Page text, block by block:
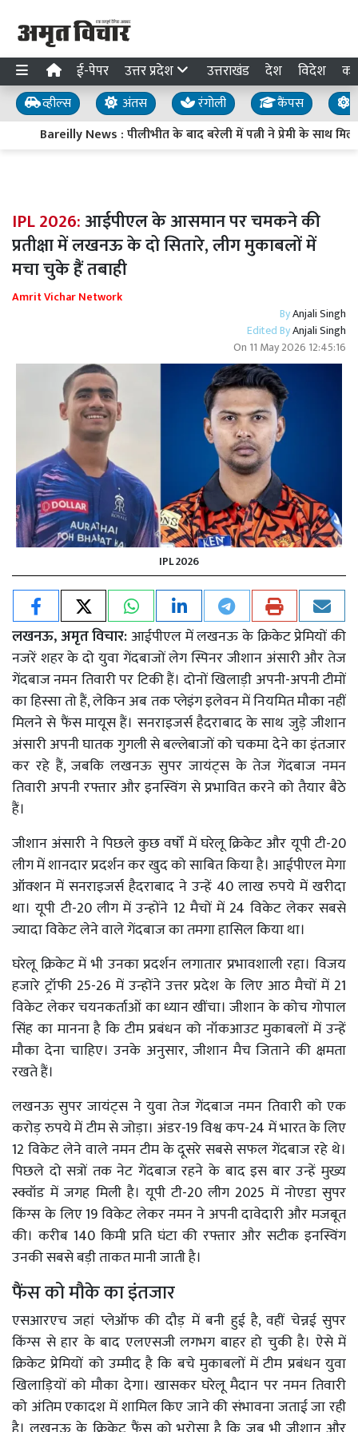
ई-पेपर उत्तर प्रदेश उत्तराखंड देश विदेश
व्हील्स अंतस रंगोली कैंपस
Bareilly News : पीलीभीत के बाद बरेली में पत्नी ने प्रेमी के साथ
IPL 2026:आईपीएल के आसमान पर चमकने की
प्रतीक्षा में लखनऊ के दो सितारे, लीग मुकाबलों में
मचा चुके हैं तबाही
Amrit Vichar Network
ByAnjali Singh
Edited ByAnjali Singh
On 11 May 2026 12:45:16
IPL 2026
लखनऊ, अमृत विचार:आईपीएल में लखनऊ के क्रिकेट प्रेमियों की
नजरें शहर के दो युवा गेंदबाजों लेग स्पिनर जीशान अंसारी और तेज
गेंदबाज नमन तिवारी पर टिकी हैं। दोनों खिलाड़ी अपनी-अपनी टीमों
का हिस्सा तो हैं, लेकिन अब तक प्लेइंग इलेवन में नियमित मौका नहीं
मिलने से फैंस मायूस हैं। सनराइजर्स हैदराबाद के साथ जुड़े जीशान
अंसारी अपनी घातक गुगली से बल्लेबाजों को चकमा देने का इंतजार
कर रहे हैं, जबकि लखनऊ सुपर जायंट्स के तेज गेंदबाज नमन
तिवारी अपनी रफ्तार और इनस्विंग से प्रभावित करने को तैयार बैठे
हैं।
जीशान अंसारी ने पिछले कुछ वर्षों में घरेलू क्रिकेट और यूपी टी-20
लीग में शानदार प्रदर्शन कर खुद को साबित किया है। आईपीएल मेगा
ऑक्शन में सनराइजर्स हैदराबाद ने उन्हें 40 लाख रुपये में खरीदा
था। यूपी टी-20 लीग में उन्होंने 12 मैचों में 24 विकेट लेकर सबसे
ज्यादा विकेट लेने वाले गेंदबाज का तमगा हासिल किया था।
घरेलू क्रिकेट में भी उनका प्रदर्शन लगातार प्रभावशाली रहा। विजय
हजारे ट्रॉफी 25-26 में उन्होंने उत्तर प्रदेश के लिए आठ मैचों में 21
विकेट लेकर चयनकर्ताओं का ध्यान खींचा। जीशान के कोच गोपाल
सिंह का मानना है कि टीम प्रबंधन को नॉकआउट मुकाबलों में उन्हें
मौका देना चाहिए। उनके अनुसार, जीशान मैच जिताने की क्षमता
रखते हैं।
लखनऊ सुपर जायंट्स ने युवा तेज गेंदबाज नमन तिवारी को एक
करोड़ रुपये में टीम से जोड़ा। अंडर-19 विश्व कप-24 में भारत के लिए
12 विकेट लेने वाले नमन टीम के दूसरे सबसे सफल गेंदबाज रहे थे।
पिछले दो सत्रों तक नेट गेंदबाज रहने के बाद इस बार उन्हें मुख्य
स्क्वॉड में जगह मिली है। यूपी टी-20 लीग 2025 में नोएडा सुपर
किंग्स के लिए 19 विकेट लेकर नमन ने अपनी दावेदारी और मजबूत
की। करीब 140 किमी प्रति घंटा की रफ्तार और सटीक इनस्विंग
उनकी सबसे बड़ी ताकत मानी जाती है।
फैंस को मौके का इंतजार
एसआरएच जहां प्लेऑफ की दौड़ में बनी हुई है, वहीं चेन्नई सुपर
किंग्स से हार के बाद एलएसजी लगभग बाहर हो चुकी है। ऐसे में
क्रिकेट प्रेमियों को उम्मीद है कि बचे मुकाबलों में टीम प्रबंधन युवा
खिलाड़ियों को मौका देगा। खासकर घरेलू मैदान पर नमन तिवारी
को अंतिम एकादश में शामिल किए जाने की संभावना जताई जा रही